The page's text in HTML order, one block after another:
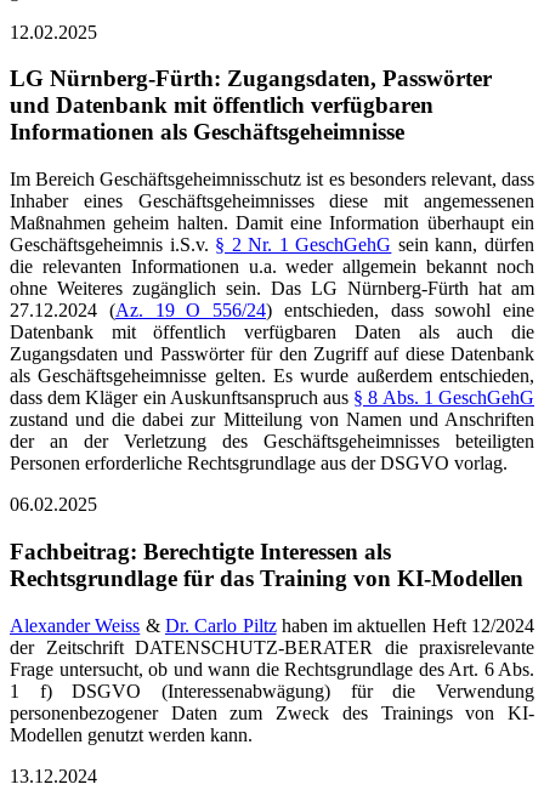
12.02.2025
LG Nürnberg-Fürth: Zugangsdaten, Passwörter
und Datenbank mit öffentlich verfügbaren
Informationen als Geschäftsgeheimnisse
Im Bereich Geschäftsgeheimnisschutz ist es besonders relevant, dass
Inhaber eines Geschäftsgeheimnisses diese mit angemessenen
Maßnahmen geheim halten. Damit eine Information überhaupt ein
Geschäftsgeheimnis i.S.v. § 2 Nr. 1 GeschGehG sein kann, dürfen
die relevanten Informationen u.a. weder allgemein bekannt noch
ohne Weiteres zugänglich sein. Das LG Nürnberg-Fürth hat am
27.12.2024 (Az. 19 O 556/24) entschieden, dass sowohl eine
Datenbank mit öffentlich verfügbaren Daten als auch die
Zugangsdaten und Passwörter für den Zugriff auf diese Datenbank
als Geschäftsgeheimnisse gelten. Es wurde außerdem entschieden,
dass dem Kläger ein Auskunftsanspruch aus § 8 Abs. 1 GeschGehG
zustand und die dabei zur Mitteilung von Namen und Anschriften
der an der Verletzung des Geschäftsgeheimnisses beteiligten
Personen erforderliche Rechtsgrundlage aus der DSGVO vorlag.
06.02.2025
Fachbeitrag: Berechtigte Interessen als
Rechtsgrundlage für das Training von KI-Modellen
Alexander Weiss & Dr. Carlo Piltzhaben im aktuellen Heft 12/2024
der Zeitschrift DATENSCHUTZ-BERATER die praxisrelevante
Frage untersucht, ob und wann die Rechtsgrundlage des Art. 6 Abs.
1 f) DSGVO (Interessenabwägung) für die Verwendung
personenbezogener Daten zum Zweck des Trainings von KI-
Modellen genutzt werden kann.
13.12.2024